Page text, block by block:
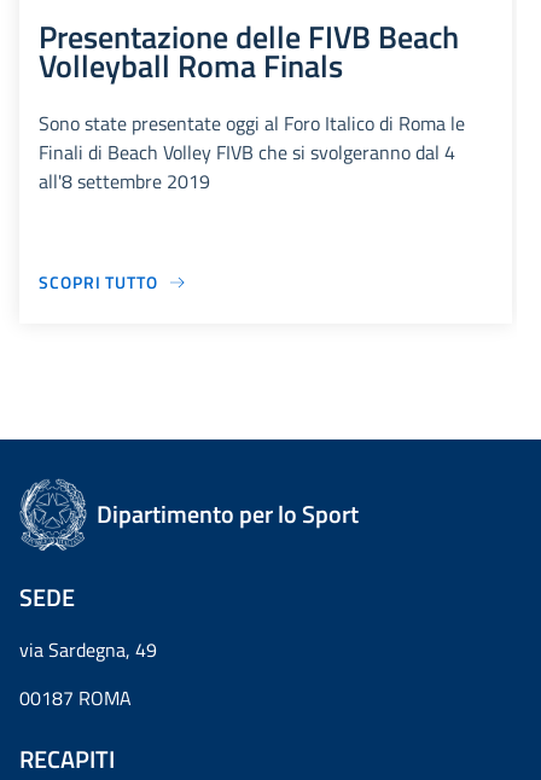
Presentazione delle FIVB Beach
Volleyball Roma Finals
Sono state presentate oggi al Foro Italico di Roma le
Finali di Beach Volley FIVB che si svolgeranno dal 4
all'8 settembre 2019
SCOPRI TUTTO
Dipartimento per lo Sport
SEDE
via Sardegna, 49
00187 ROMA
RECAPITI